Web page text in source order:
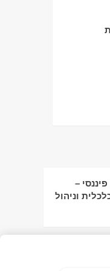
פיננסי –
וניהול